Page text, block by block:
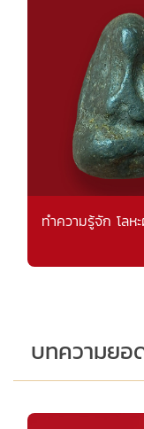
ทำความรู้จัก โลห
บทความยอ